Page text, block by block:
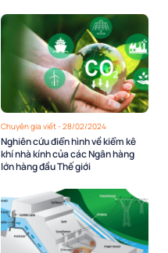
Chuyên gia viết - 28/02/2024
Nghiên cứu điển hình về kiểm kê
khí nhà kính của các Ngân hàng
lớn hàng đầu Thế giới